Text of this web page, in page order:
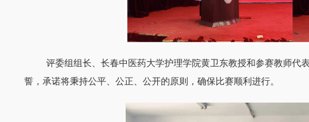
评委组组长、长春中医药大学护理学院黄卫东教授和参赛教师代
誓，承诺将秉持公平、公正、公开的原则，确保比赛顺利进行。